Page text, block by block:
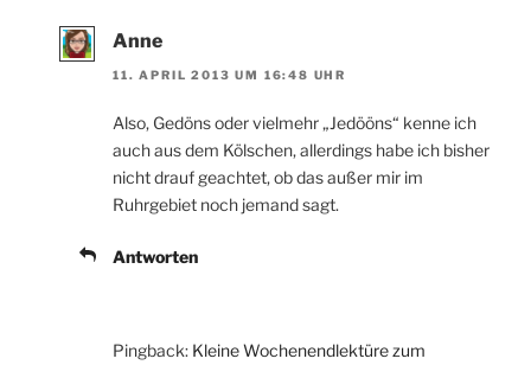
Anne
11. APRIL 2013 UM 16:48 UHR
Also, Gedöns oder vielmehr „Jedööns“ kenne ich
auch aus dem Kölschen, allerdings habe ich bisher
nicht drauf geachtet, ob das außer mir im
Ruhrgebiet noch jemand sagt.
Antworten
Pingback: Kleine Wochenendlektüre zum